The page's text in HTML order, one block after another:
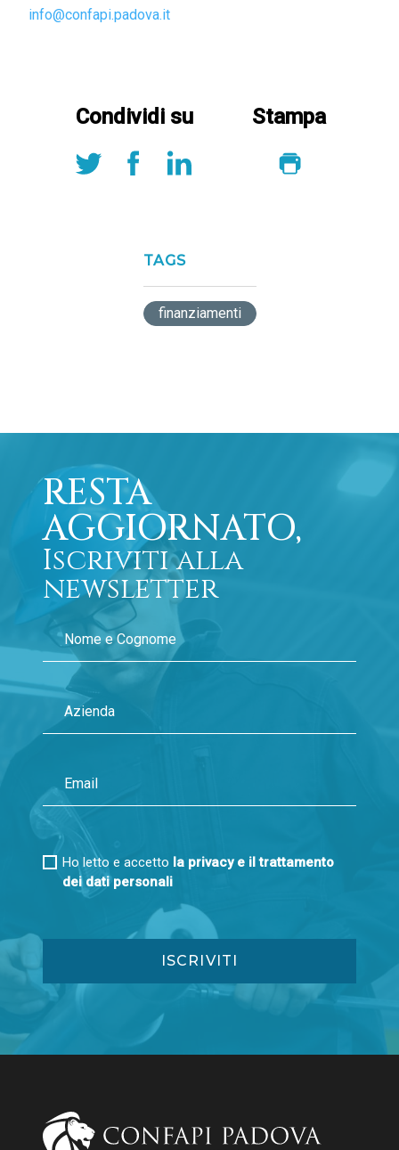
info@confapi.padova.it
Condividi su Stampa
TAGS
finanziamenti
RESTA
AGGIORNATO,
Iscriviti alla
newsletter
Ho letto e accetto la privacy e il trattamento
dei dati personali